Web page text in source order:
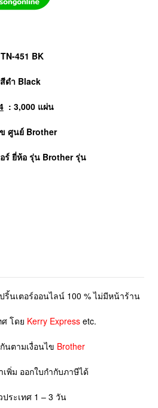
451 BK
ดำ Black
: 3,000 แผ่น
ศูนย์ Brother
ร์ ยี่ห้อ รุ่น Brother รุ่น
ริ้นเตอร์ออนไลน์ 100 % ไม่มีหน้าร้าน
โดย Kerry Expressetc.
นตามเงื่อนไข Brother
พิ่ม ออกใบกำกับภาษีได้
ระเทศ 1 – 3 วัน